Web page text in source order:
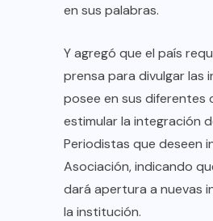
en sus palabras.
Y agregó que el país
prensa para divulgar las
posee en sus diferentes
estimular la integración
Periodistas que deseen
Asociación, indicando
dará apertura a nuevas
la institución.